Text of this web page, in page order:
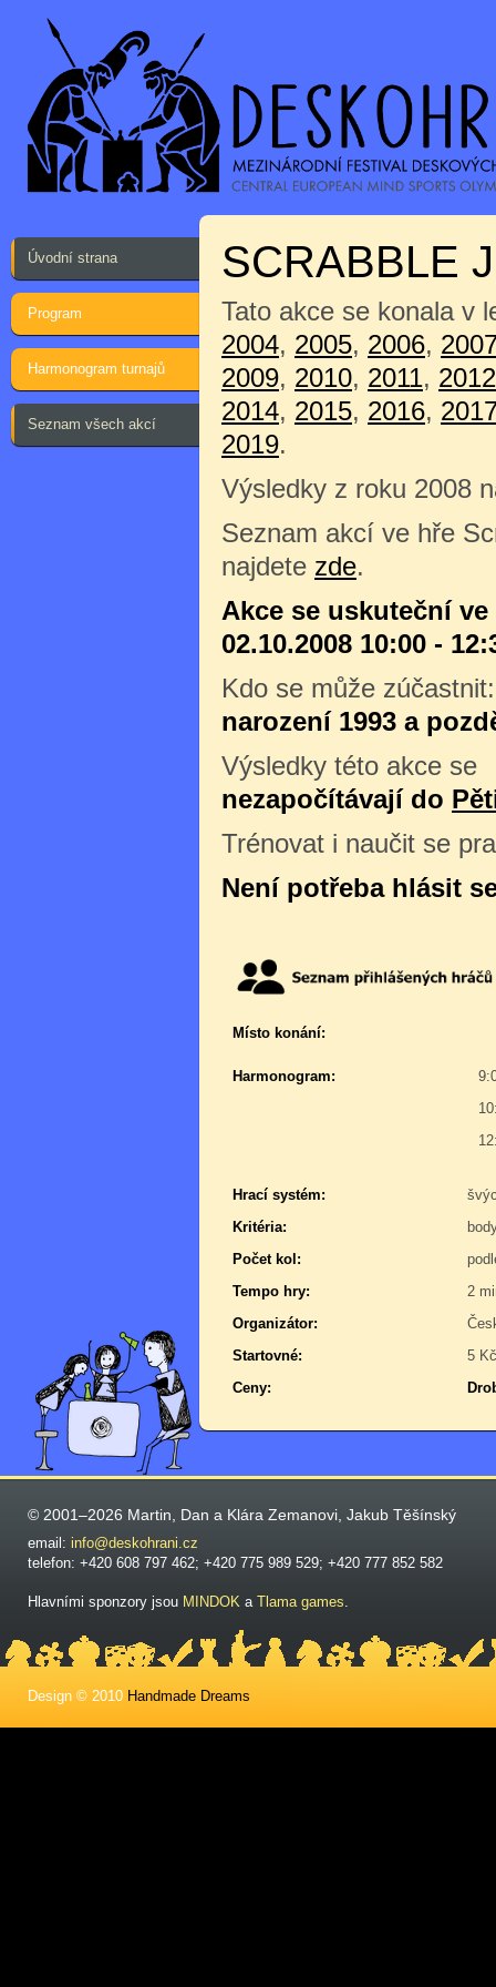
Úvodní strana
Program
Harmonogram turnajů
Seznam všech akcí
SCRABBLE
Tato akce se konala v
2004, 2005, 2006,
2009, 2010, 2011, 2012
2014, 2015, 2016,
2019.
Výsledky z roku 2008
Seznam akcí ve hře
najdete zde.
Akce se uskuteční
02.10.2008 10:00 -
Kdo se může
narození 1993 a
Výsledky této akce se
nezapočítávají do
Trénovat i naučit se
Není potřeba hlásit
Místo konání:
Harmonogram:
Hrací systém:
Kritéria:
Počet kol:
Tempo hry:
2
Organizátor:
Startovné:
5 Kč
Ceny:
© 2001–2026 Martin, Dan a Klára Zemanovi, Jakub Těšínský
email: info@deskohrani.cz
telefon: +420 608 797 462; +420 775 989 529; +420 777 852 582
Hlavními sponzory jsou MINDOK a Tlama games.
Design © 2010 Handmade Dreams